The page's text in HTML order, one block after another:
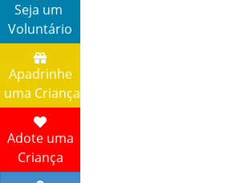
Seja um
Voluntário
Apadrinhe
uma Criança
Adote uma
Criança